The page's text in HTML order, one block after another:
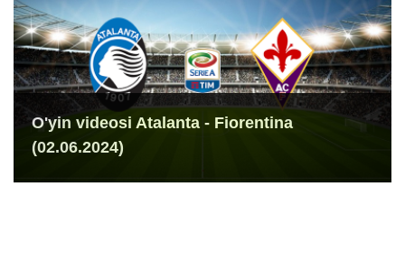
O'yin videosi Atalanta - Fiorentina
(02.06.2024)